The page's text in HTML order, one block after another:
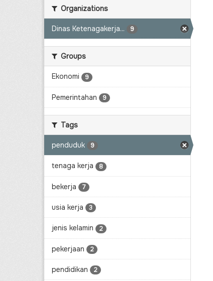
Organizations
Dinas Ketenagakerja... 9
Groups
Ekonomi 9
Pemerintahan 9
Tags
penduduk 9
tenaga kerja 8
bekerja 7
usia kerja 3
jenis kelamin 2
pekerjaan 2
pendidikan 2